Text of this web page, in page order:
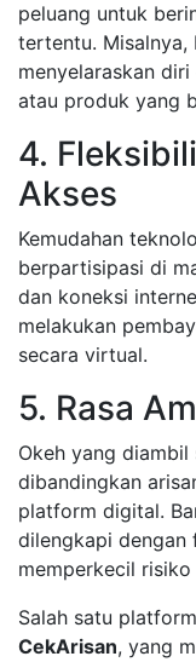
peluang untuk
tertentu. Misalnya,
menyelaraskan
atau produk yang
4.
Akses
Kemudahan
berpartisipasi di
dan koneksi
melakukan
secara virtual.
5. Rasa
Okeh yang
dibandingkan
platform digital.
dilengkapi dengan
memperkecil risiko
Salah satu
CekArisan, yang